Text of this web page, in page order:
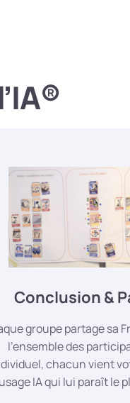
Conclusion &
groupe partage sa
l’ensemble des
chacun vient
IA qui lui paraît le